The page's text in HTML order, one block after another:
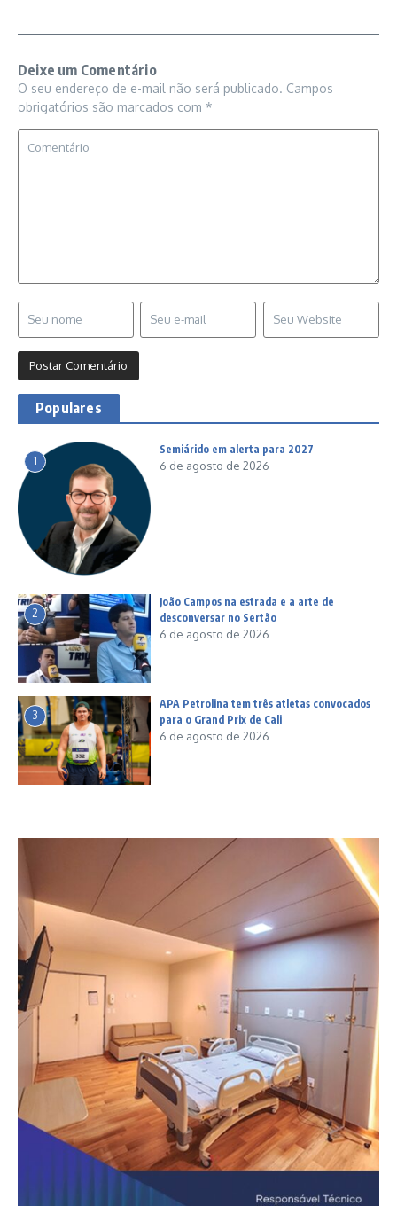
Deixe um Comentário
O seu endereço de e-mail não será publicado. Campos
obrigatórios são marcados com *
Populares
1
Semiárido em alerta para 2027
6 de agosto de 2026
2
João Campos na estrada e a arte de
desconversar no Sertão
6 de agosto de 2026
3
APA Petrolina tem três atletas convocados
para o Grand Prix de Cali
6 de agosto de 2026